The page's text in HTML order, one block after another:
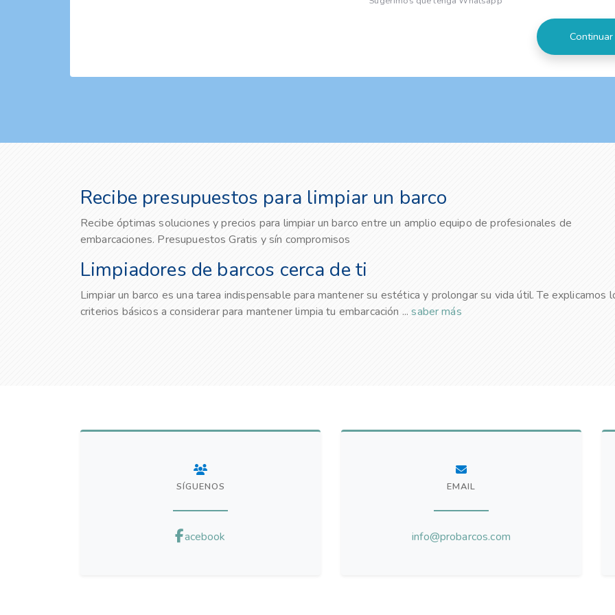
Recibe presupuestos para limpiar un barco
Recibe óptimas soluciones y precios para limpiar un barco entre un amplio equipo de profesionales de
embarcaciones. Presupuestos Gratis y sín compromisos
Limpiadores de barcos cerca de ti
Limpiar un barco es una tarea indispensable para mantener su estética y prolongar su vida útil. Te explicamos
criterios básicos a considerar para mantener limpia tu embarcación ...saber más
SÍGUENOS
acebook
EMAIL
info@probarcos.com